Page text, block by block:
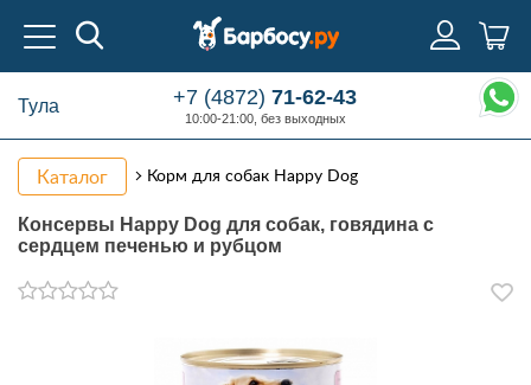
Тула +7 (4872)71-62-43
10:00-21:00, без выходных
Каталог Корм для собак Happy Dog
Консервы Happy Dog для собак, говядина с
сердцем печенью и рубцом